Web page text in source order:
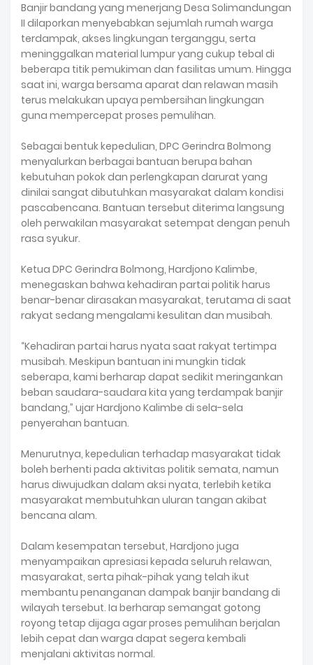
Banjir bandang yang menerjang Desa Solimandungan
II dilaporkan menyebabkan sejumlah rumah warga
terdampak, akses lingkungan terganggu, serta
meninggalkan material lumpur yang cukup tebal di
beberapa titik pemukiman dan fasilitas umum. Hingga
saat ini, warga bersama aparat dan relawan masih
terus melakukan upaya pembersihan lingkungan
guna mempercepat proses pemulihan.
Sebagai bentuk kepedulian, DPC Gerindra Bolmong
menyalurkan berbagai bantuan berupa bahan
kebutuhan pokok dan perlengkapan darurat yang
dinilai sangat dibutuhkan masyarakat dalam kondisi
pascabencana. Bantuan tersebut diterima langsung
oleh perwakilan masyarakat setempat dengan penuh
rasa syukur.
Ketua DPC Gerindra Bolmong, Hardjono Kalimbe,
menegaskan bahwa kehadiran partai politik harus
benar-benar dirasakan masyarakat, terutama di saat
rakyat sedang mengalami kesulitan dan musibah.
“Kehadiran partai harus nyata saat rakyat tertimpa
musibah. Meskipun bantuan ini mungkin tidak
seberapa, kami berharap dapat sedikit meringankan
beban saudara-saudara kita yang terdampak banjir
bandang,” ujar Hardjono Kalimbe di sela-sela
penyerahan bantuan.
Menurutnya, kepedulian terhadap masyarakat tidak
boleh berhenti pada aktivitas politik semata, namun
harus diwujudkan dalam aksi nyata, terlebih ketika
masyarakat membutuhkan uluran tangan akibat
bencana alam.
Dalam kesempatan tersebut, Hardjono juga
menyampaikan apresiasi kepada seluruh relawan,
masyarakat, serta pihak-pihak yang telah ikut
membantu penanganan dampak banjir bandang di
wilayah tersebut. Ia berharap semangat gotong
royong tetap dijaga agar proses pemulihan berjalan
lebih cepat dan warga dapat segera kembali
menjalani aktivitas normal.